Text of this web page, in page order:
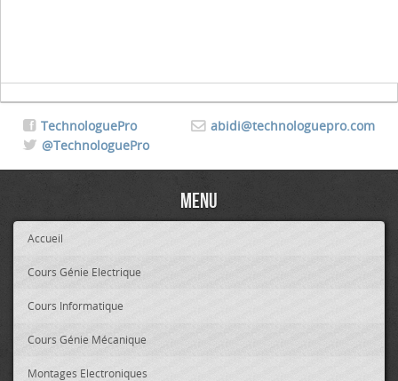
abidi@technologuepro.com
TechnologuePro
@TechnologuePro
Menu
Accueil
Cours Génie Electrique
Cours Informatique
Cours Génie Mécanique
Montages Electroniques